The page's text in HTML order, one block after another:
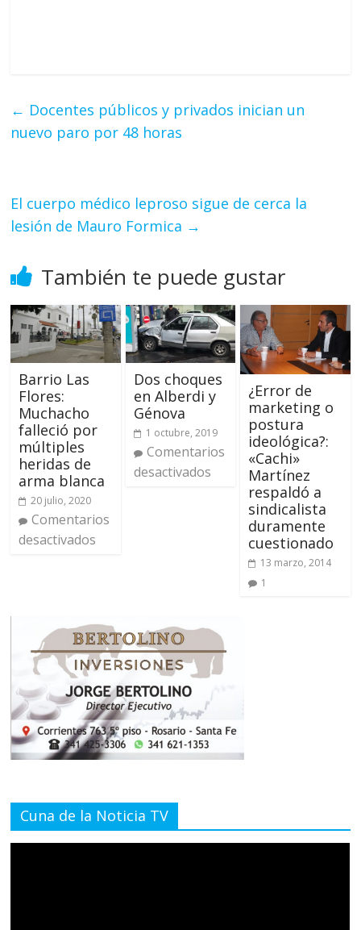
← Docentes públicos y privados inician un
nuevo paro por 48 horas
El cuerpo médico leproso sigue de cerca la
lesión de Mauro Formica →
También te puede gustar
Barrio Las
Flores:
Muchacho
falleció por
múltiples
heridas de
arma blanca
20 julio, 2020
Comentarios
desactivados
Dos choques
en Alberdi y
Génova
1 octubre, 2019
Comentarios
desactivados
¿Error de
marketing o
postura
ideológica?:
«Cachi»
Martínez
respaldó a
sindicalista
duramente
cuestionado
13 marzo, 2014
1
Cuna de la Noticia TV